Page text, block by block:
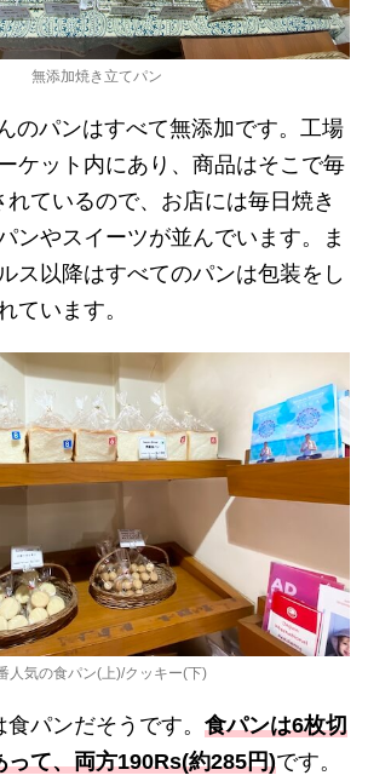
無添加焼き立てパン
のパンはすべて無添加です。工場
ケット内にあり、商品はそこで毎
ているので、お店には毎日焼き
ンやスイーツが並んでいます。ま
ス以降はすべてのパンは包装をし
ています。
人気の食パン(上)/クッキー(下)
パンだそうです。 食パンは6枚切
って、両方190Rs(約285円)です。